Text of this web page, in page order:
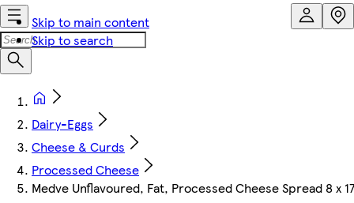
Skip to main content
Skip to search
Dairy-Eggs
Cheese & Curds
Processed Cheese
Medve Unflavoured, Fat, Processed Cheese Spread 8 x